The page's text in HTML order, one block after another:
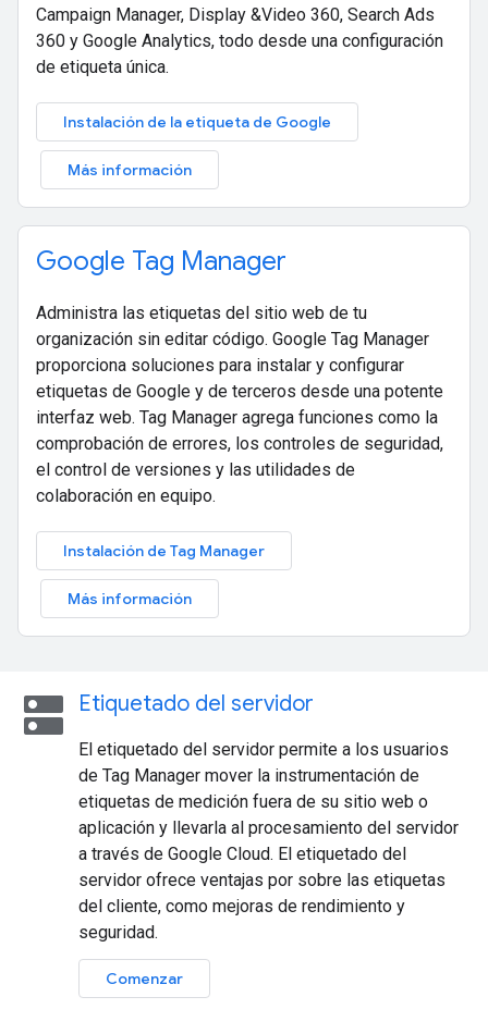
Campaign Manager, Display &Video 360, Search Ads
360 y Google Analytics, todo desde una configuración
de etiqueta única.
Instalación de la etiqueta de Google
Más información
Google Tag Manager
Administra las etiquetas del sitio web de tu
organización sin editar código. Google Tag Manager
proporciona soluciones para instalar y configurar
etiquetas de Google y de terceros desde una potente
interfaz web. Tag Manager agrega funciones como la
comprobación de errores, los controles de seguridad,
el control de versiones y las utilidades de
colaboración en equipo.
Instalación de Tag Manager
Más información
dns Etiquetado del servidor
El etiquetado del servidor permite a los usuarios
de Tag Manager mover la instrumentación de
etiquetas de medición fuera de su sitio web o
aplicación y llevarla al procesamiento del servidor
a través de Google Cloud. El etiquetado del
servidor ofrece ventajas por sobre las etiquetas
del cliente, como mejoras de rendimiento y
seguridad.
Comenzar